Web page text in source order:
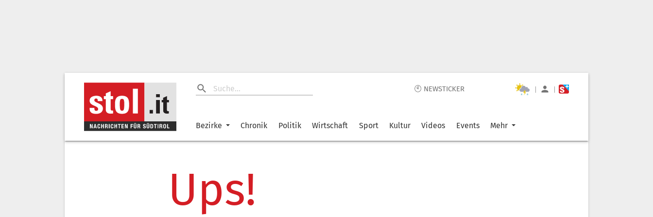
🕙 NEWSTICKER | |
Bezirke Chronik Politik Wirtschaft Sport Kultur Videos Events Mehr
Ups!